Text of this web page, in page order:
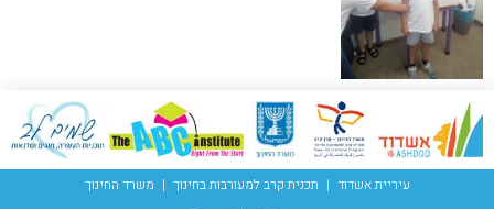
עיריית אשדוד תכנית קרב למעורבות בחינוך
משרד החינוך